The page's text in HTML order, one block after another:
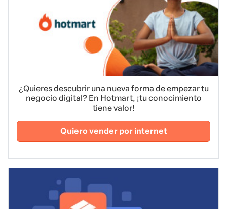
¿Quieres descubrir una nueva forma de empezar tu
negocio digital? En Hotmart, ¡tu conocimiento
tiene valor!
Quiero vender por internet